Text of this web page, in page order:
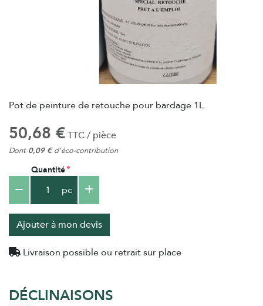
DÉCLINAISONS
Pot de peinture de retouche pour bardage 1L
50,68 €TTC / pièce
Dont 0,09 €d'éco-contribution
Quantité
pc
Ajouter à mon devis
Livraison possible ou retrait sur place